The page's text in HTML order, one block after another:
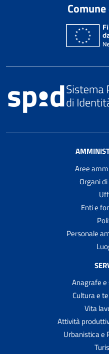
Aree
Organi
Enti e
Personale
Anagrafe
Cultura e
Vita
Attività
Urbanistica e